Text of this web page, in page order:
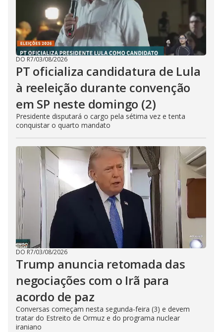
DO R7/03/08/2026
PT oficializa candidatura de Lula
à reeleição durante convenção
em SP neste domingo (2)
Presidente disputará o cargo pela sétima vez e tenta
conquistar o quarto mandato
DO R7/03/08/2026
Trump anuncia retomada das
negociações com o Irã para
acordo de paz
Conversas começam nesta segunda-feira (3) e devem
tratar do Estreito de Ormuz e do programa nuclear
iraniano